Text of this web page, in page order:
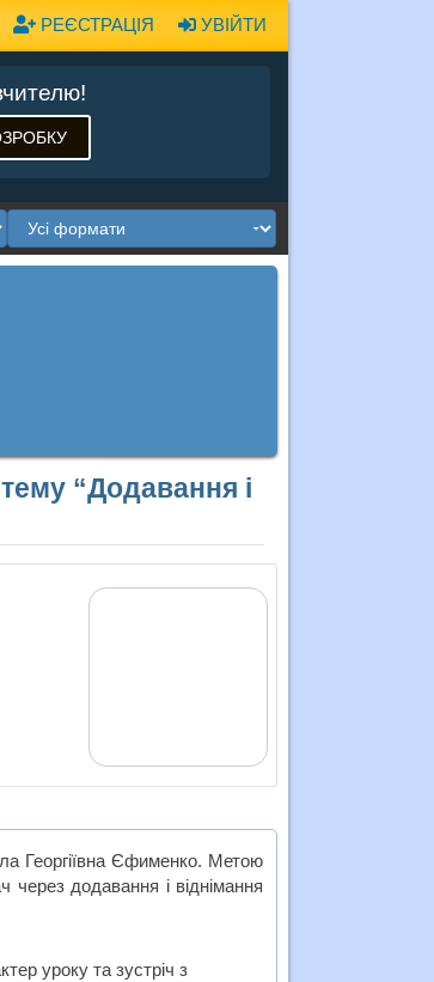
УВІЙТИ
РЕЄСТРАЦІЯ
“Додавання і
Георгіївна Єфименко. Метою
додавання і віднімання
уроку та зустріч з